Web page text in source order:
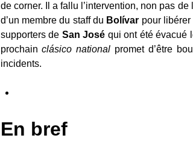
de corner. Il a fallu l’intervention, non pas
d’un membre du staff du Bolívar pour
supporters de San José qui ont été évacué
prochainclásico national promet d’être
incidents.
En bref